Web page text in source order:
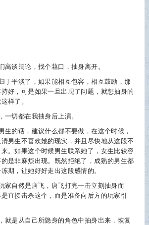
高谈阔论，找个藉口， 抽身离开。
于平淡了，如果能相互包容，相互鼓励，那
好，可是如果一旦出现了问题，就想抽身的
样了。
一切都在我抽身后上演。
生的话，建议什么都不要做，在这个时候，
男生不喜欢她的现实，并且尽快地从这段不
。如果这个时候男生联系她了，女生比较容
是非麻烦出现。既然拒绝了，成熟的男生都
期，让她好好走出这段感情的。
家自然是唐飞，唐飞打完一击立刻抽身而
直接击杀这个，而是准备向后方的玩家引
就是从自己所隐身的角色中抽身出来，恢复